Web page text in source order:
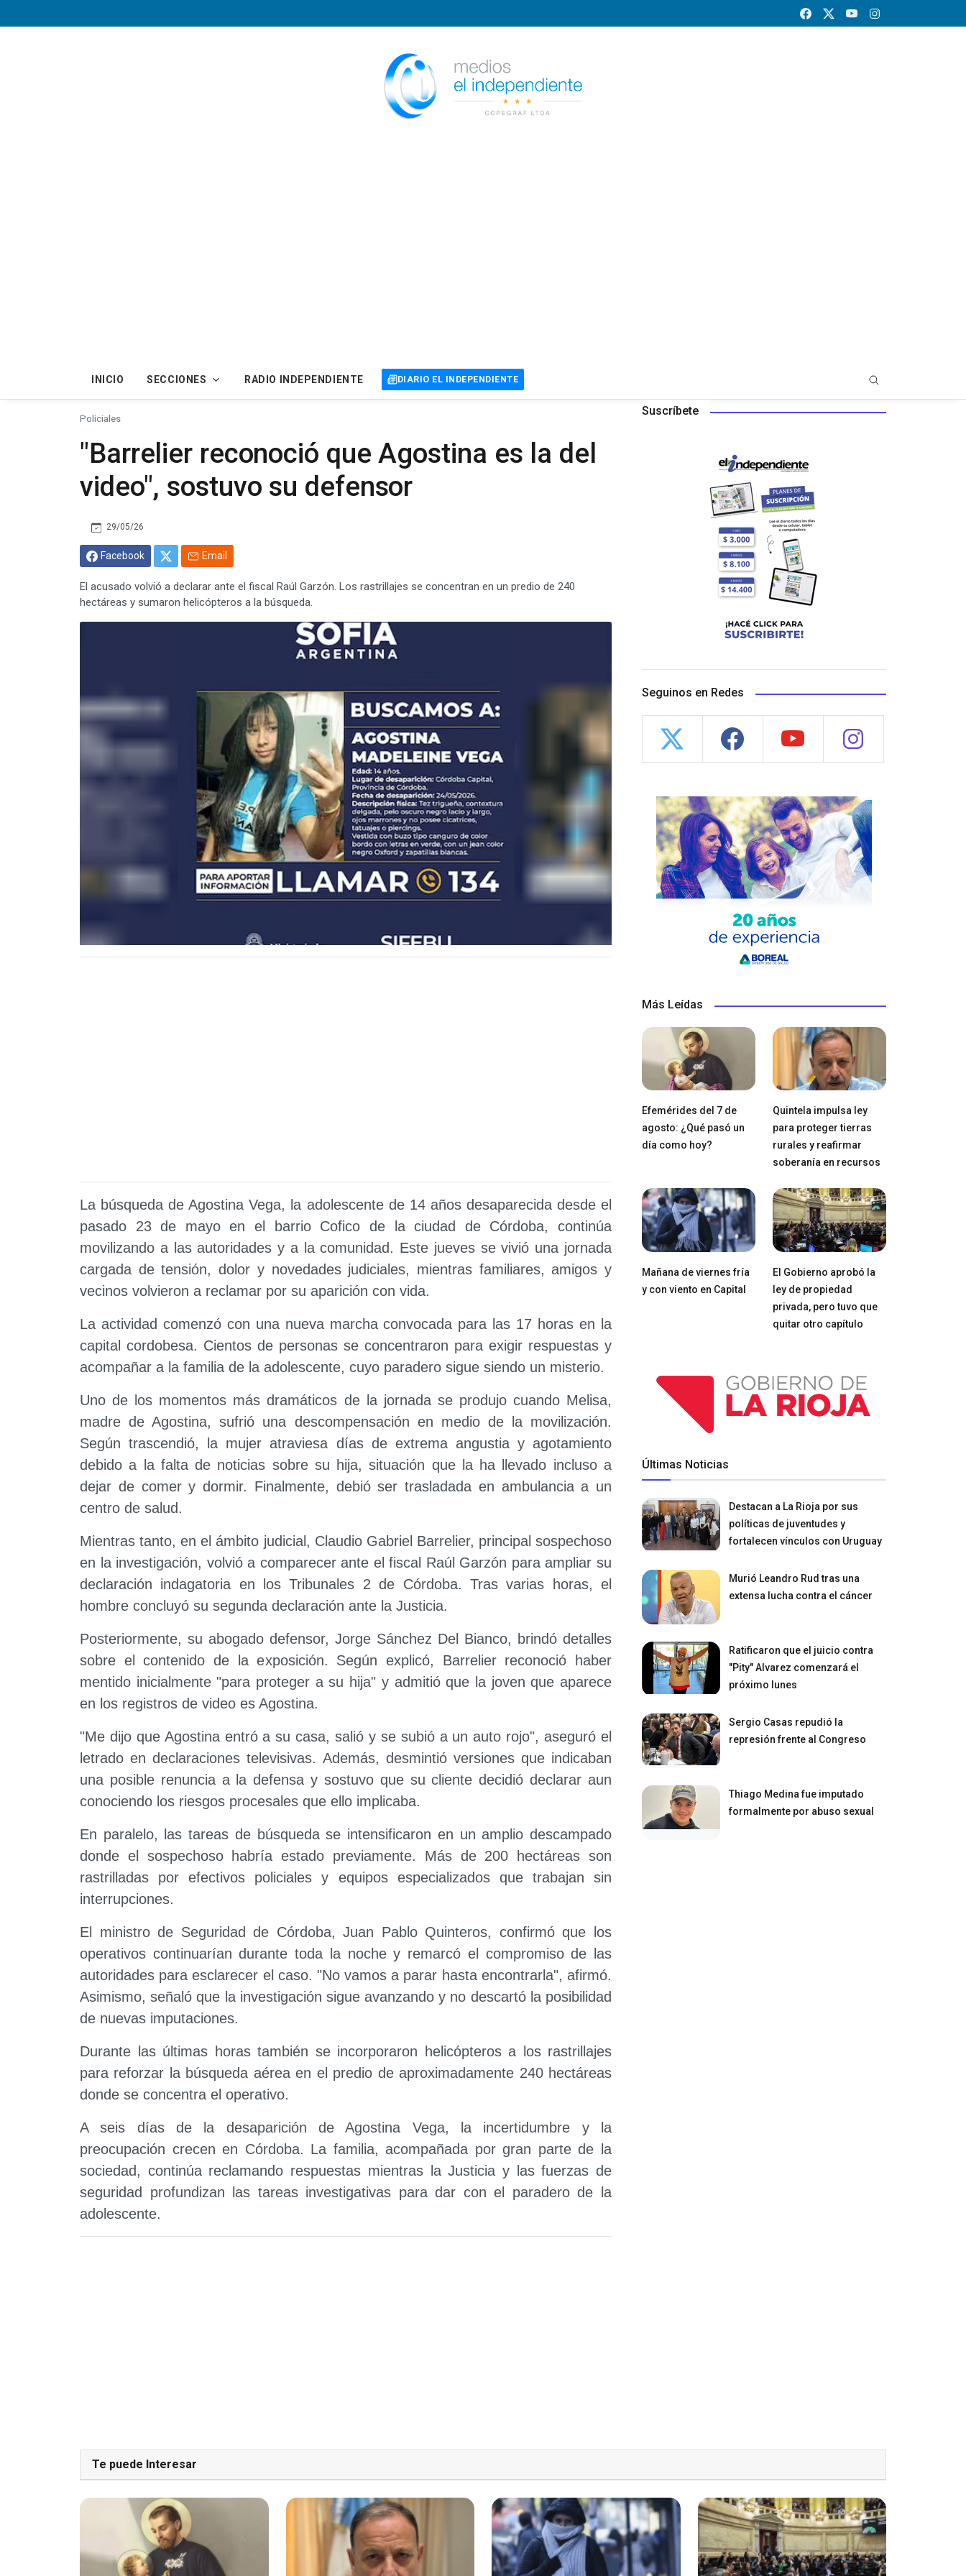
INICIO SECCIONES RADIO INDEPENDIENTE DIARIO EL INDEPENDIENTE
Policiales
"Barrelier reconoció que Agostina es la del
video", sostuvo su defensor
29/05/26
Facebook Email
El acusado volvió a declarar ante el fiscal Raúl Garzón. Los rastrillajes se concentran en un predio de 240
hectáreas y sumaron helicópteros a la búsqueda.
La búsqueda de Agostina Vega, la adolescente de 14 años desaparecida desde el
pasado 23 de mayo en el barrio Cofico de la ciudad de Córdoba, continúa
movilizando a las autoridades y a la comunidad. Este jueves se vivió una jornada
cargada de tensión, dolor y novedades judiciales, mientras familiares, amigos y
vecinos volvieron a reclamar por su aparición con vida.
La actividad comenzó con una nueva marcha convocada para las 17 horas en la
capital cordobesa. Cientos de personas se concentraron para exigir respuestas y
acompañar a la familia de la adolescente, cuyo paradero sigue siendo un misterio.
Uno de los momentos más dramáticos de la jornada se produjo cuando Melisa,
madre de Agostina, sufrió una descompensación en medio de la movilización.
Según trascendió, la mujer atraviesa días de extrema angustia y agotamiento
debido a la falta de noticias sobre su hija, situación que la ha llevado incluso a
dejar de comer y dormir. Finalmente, debió ser trasladada en ambulancia a un
centro de salud.
Mientras tanto, en el ámbito judicial, Claudio Gabriel Barrelier, principal sospechoso
en la investigación, volvió a comparecer ante el fiscal Raúl Garzón para ampliar su
declaración indagatoria en los Tribunales 2 de Córdoba. Tras varias horas, el
hombre concluyó su segunda declaración ante la Justicia.
Posteriormente, su abogado defensor, Jorge Sánchez Del Bianco, brindó detalles
sobre el contenido de la exposición. Según explicó, Barrelier reconoció haber
mentido inicialmente "para proteger a su hija" y admitió que la joven que aparece
en los registros de video es Agostina.
"Me dijo que Agostina entró a su casa, salió y se subió a un auto rojo", aseguró el
letrado en declaraciones televisivas. Además, desmintió versiones que indicaban
una posible renuncia a la defensa y sostuvo que su cliente decidió declarar aun
conociendo los riesgos procesales que ello implicaba.
En paralelo, las tareas de búsqueda se intensificaron en un amplio descampado
donde el sospechoso habría estado previamente. Más de 200 hectáreas son
rastrilladas por efectivos policiales y equipos especializados que trabajan sin
interrupciones.
El ministro de Seguridad de Córdoba, Juan Pablo Quinteros, confirmó que los
operativos continuarían durante toda la noche y remarcó el compromiso de las
autoridades para esclarecer el caso. "No vamos a parar hasta encontrarla", afirmó.
Asimismo, señaló que la investigación sigue avanzando y no descartó la posibilidad
de nuevas imputaciones.
Durante las últimas horas también se incorporaron helicópteros a los rastrillajes
para reforzar la búsqueda aérea en el predio de aproximadamente 240 hectáreas
donde se concentra el operativo.
A seis días de la desaparición de Agostina Vega, la incertidumbre y la
preocupación crecen en Córdoba. La familia, acompañada por gran parte de la
sociedad, continúa reclamando respuestas mientras la Justicia y las fuerzas de
seguridad profundizan las tareas investigativas para dar con el paradero de la
adolescente.
Suscríbete
Seguinos en Redes
Más Leídas
Efemérides del 7 de
agosto: ¿Qué pasó un
día como hoy?
Quintela impulsa ley
para proteger tierras
rurales y reafirmar
soberanía en recursos
Mañana de viernes fría
y con viento en Capital
El Gobierno aprobó la
ley de propiedad
privada, pero tuvo que
quitar otro capítulo
Últimas Noticias
Destacan a La Rioja por sus
políticas de juventudes y
fortalecen vínculos con Uruguay
Murió Leandro Rud tras una
extensa lucha contra el cáncer
Ratificaron que el juicio contra
"Pity" Alvarez comenzará el
próximo lunes
Sergio Casas repudió la
represión frente al Congreso
Thiago Medina fue imputado
formalmente por abuso sexual
Te puede Interesar